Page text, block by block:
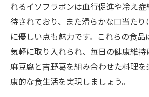
れるイソフラボンは血行促進や冷え
待されており、また滑らかな口当たり
に優しい点も魅力です。これらの食
気軽に取り入れられ、毎日の健康維持
麻豆腐と吉野葛を組み合わせた料理
康的な食生活を実現しましょう。